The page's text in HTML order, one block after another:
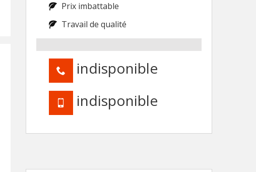
Prix imbattable
Travail de qualité
indisponible
indisponible